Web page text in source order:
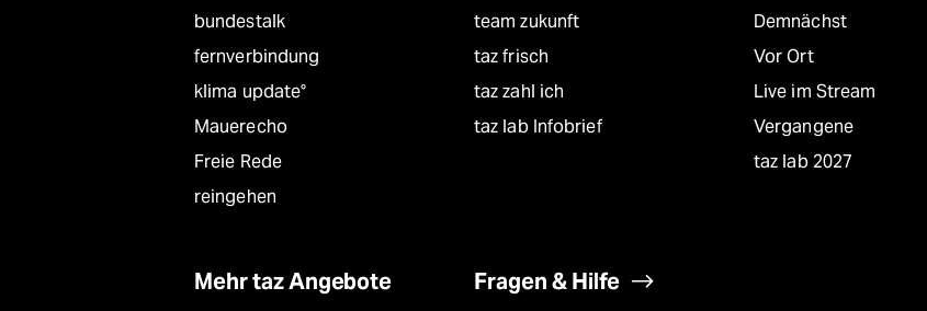
bundestalk
fernverbindung
klima update°
Mauerecho
Freie Rede
reingehen
team zukunft
taz frisch
taz zahl ich
taz lab Infobrief
Demnächst
Vor Ort
Live im Stream
Vergangene
taz lab 2027
Mehr taz Angebote Fragen & Hilfe